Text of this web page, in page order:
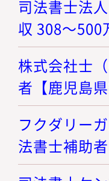
司法書士法
収 308～500
株式会社士
者【鹿児島
フクダリー
法書士補助